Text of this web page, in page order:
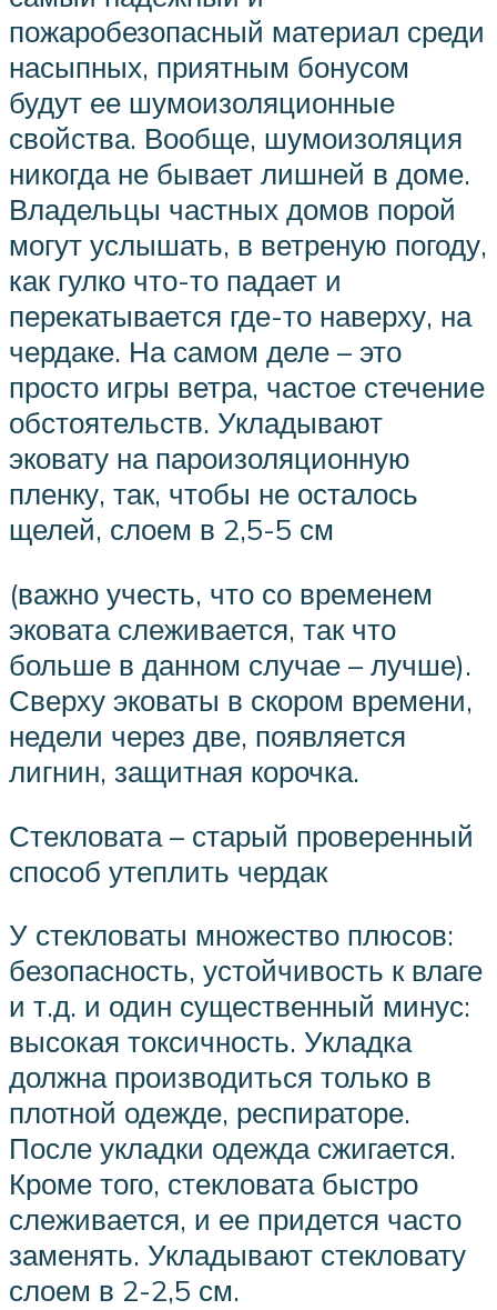
пожаробезопасный материал среди
насыпных, приятным бонусом
будут ее шумоизоляционные
свойства. Вообще, шумоизоляция
никогда не бывает лишней в доме.
Владельцы частных домов порой
могут услышать, в ветреную погоду,
как гулко что-то падает и
перекатывается где-то наверху, на
чердаке. На самом деле – это
просто игры ветра, частое стечение
обстоятельств. Укладывают
эковату на пароизоляционную
пленку, так, чтобы не осталось
щелей, слоем в 2,5-5 см
(важно учесть, что со временем
эковата слеживается, так что
больше в данном случае – лучше).
Сверху эковаты в скором времени,
недели через две, появляется
лигнин, защитная корочка.
Стекловата – старый проверенный
способ утеплить чердак
У стекловаты множество плюсов:
безопасность, устойчивость к влаге
и т.д. и один существенный минус:
высокая токсичность. Укладка
должна производиться только в
плотной одежде, респираторе.
После укладки одежда сжигается.
Кроме того, стекловата быстро
слеживается, и ее придется часто
заменять. Укладывают стекловату
слоем в 2-2,5 см.